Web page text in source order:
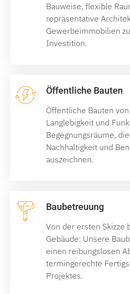
Bauweise, flexible
repräsentative
Gewerbeimmobilien
Investition.
Öffentliche Bauten
Öffentliche Bauten
Langlebigkeit und
Begegnungsräume,
Nachhaltigkeit und
auszeichnen.
Baubetreuung
Von der ersten Skizze
Gebäude: Unsere
einen reibungslosen
termingerechte
Projektes.